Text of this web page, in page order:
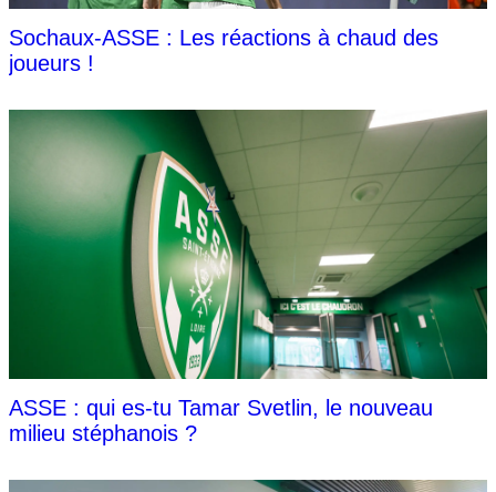
Sochaux-ASSE : Les réactions à chaud des
joueurs !
ASSE : qui es-tu Tamar Svetlin, le nouveau
milieu stéphanois ?